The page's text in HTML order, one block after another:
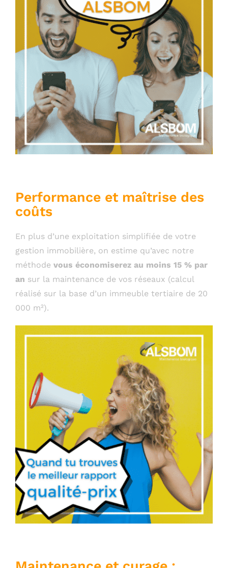
Performance et maîtrise des
coûts
En plus d’une exploitation simplifiée de votre
gestion immobilière, on estime qu’avec notre
méthode vous économiserez au moins 15 % par
an sur la maintenance de vos réseaux (calcul
réalisé sur la base d’un immeuble tertiaire de 20
000 m²).